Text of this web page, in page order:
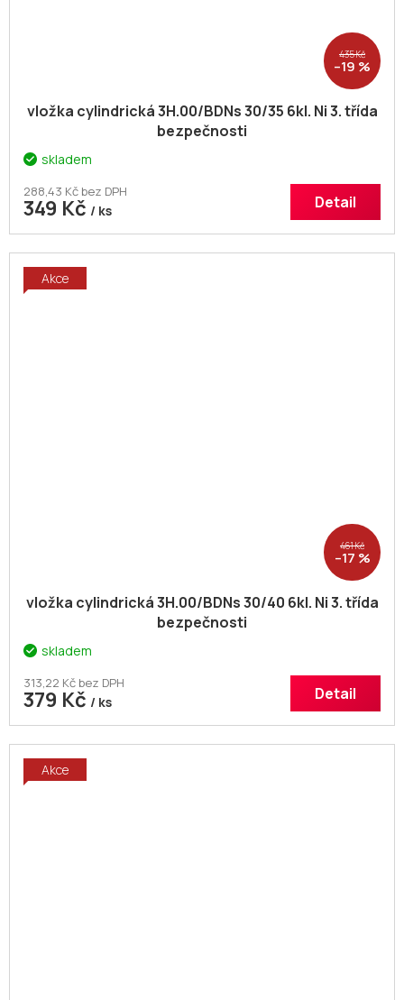
435 Kč
–19 %
vložka cylindrická 3H.00/BDNs 30/35 6kl. Ni 3. třída
bezpečnosti
skladem
288,43 Kč bez DPH
349 Kč / ks Detail
Akce
461 Kč
–17 %
vložka cylindrická 3H.00/BDNs 30/40 6kl. Ni 3. třída
bezpečnosti
skladem
313,22 Kč bez DPH
379 Kč / ks Detail
Akce